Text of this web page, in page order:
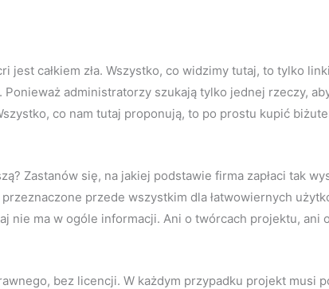
jest całkiem zła. Wszystko, co widzimy tutaj, to tylko
administratorzy szukają tylko jednej rzeczy,
co nam tutaj proponują, to po prostu kupić
Zastanów się, na jakiej podstawie firma zapłaci tak
przede wszystkim dla łatwowiernych
nie ma w ogóle informacji. Ani o twórcach projektu,
bez licencji. W każdym przypadku projekt musi